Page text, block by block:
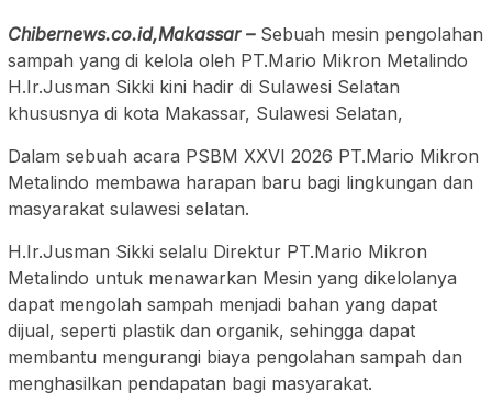
Chibernews.co.id,Makassar – Sebuah mesin pengolahan
sampah yang di kelola oleh PT.Mario Mikron Metalindo
H.Ir.Jusman Sikki kini hadir di Sulawesi Selatan
khususnya di kota Makassar, Sulawesi Selatan,
Dalam sebuah acara PSBM XXVI 2026 PT.Mario Mikron
Metalindo membawa harapan baru bagi lingkungan dan
masyarakat sulawesi selatan.
H.Ir.Jusman Sikki selalu Direktur PT.Mario Mikron
Metalindo untuk menawarkan Mesin yang dikelolanya
dapat mengolah sampah menjadi bahan yang dapat
dijual, seperti plastik dan organik, sehingga dapat
membantu mengurangi biaya pengolahan sampah dan
menghasilkan pendapatan bagi masyarakat.